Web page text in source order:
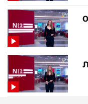
הכל
הַכָּבֵד
למתקדמים
ביום